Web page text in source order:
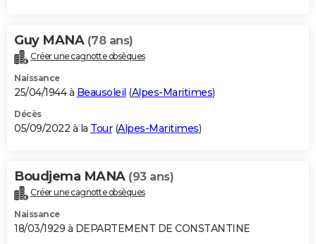
Guy MANA (78 ans)
Créer une cagnotte obsèques
Naissance
25/04/1944 à Beausoleil (Alpes-Maritimes)
Décès
05/09/2022 à la Tour(Alpes-Maritimes)
Boudjema MANA (93 ans)
Créer une cagnotte obsèques
Naissance
18/03/1929 à DEPARTEMENT DE CONSTANTINE